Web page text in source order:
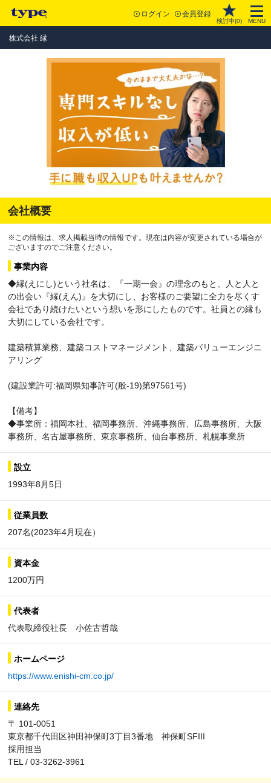
ログイン 会員登録
検討中(0) MENU
株式会社 縁
会社概要
※この情報は、求人掲載当時の情報です。現在は内容が変更されている場合が
ございますのでご注意ください。
事業内容
◆縁(えにし)という社名は、『一期一会』の理念のもと、人と人と
の出会い『縁(えん)』を大切にし、お客様のご要望に全力を尽くす
会社であり続けたいという想いを形にしたものです。社員との縁も
大切にしている会社です。
建築積算業務、建築コストマネージメント、建築バリューエンジニ
アリング
(建設業許可:福岡県知事許可(般-19)第97561号)
【備考】
◆事業所：福岡本社、福岡事務所、沖縄事務所、広島事務所、大阪
事務所、名古屋事務所、東京事務所、仙台事務所、札幌事業所
設立
1993年8月5日
従業員数
207名(2023年4月現在）
資本金
1200万円
代表者
代表取締役社長 小佐古哲哉
ホームページ
https://www.enishi-cm.co.jp/
連絡先
〒 101-0051
東京都千代田区神田神保町3丁目3番地 神保町SFIII
採用担当
TEL / 03-3262-3961